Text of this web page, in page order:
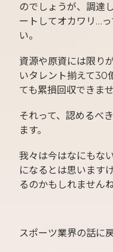
のでしょうが、調達
ートしてオカワリ…
い。
資源や原資には限り
いタレント揃えて30
ても累損回収できま
それって、認めるべ
ます。
我々は今はなにもな
になるとは思います
るのかもしれませんね
スポーツ業界の話に